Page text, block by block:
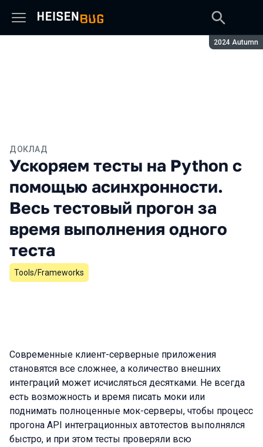
Сезон:
2024 Autumn
ДОКЛАД
Ускоряем тесты на Python с
помощью асинхронности.
Весь тестовый прогон за
время выполнения одного
теста
Tools/Frameworks
Современные клиент-серверные приложения
становятся все сложнее, а количество внешних
интеграций может исчисляться десятками. Не всегда
есть возможность и время писать моки или
поднимать полноценные мок-серверы, чтобы процесс
прогона API интеграционных автотестов выполнялся
быстро, и при этом тесты проверяли всю